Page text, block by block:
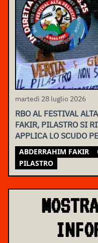
martedì 28 luglio 2026
RBO AL FESTIVAL
FAKIR, PILASTRO SI
APPLICA LO SCUDO
ASSEMBLEA
ABDERRAHIM FAKIR
PILASTRO